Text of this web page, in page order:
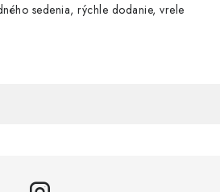
sedenia, rýchle dodanie, vrele